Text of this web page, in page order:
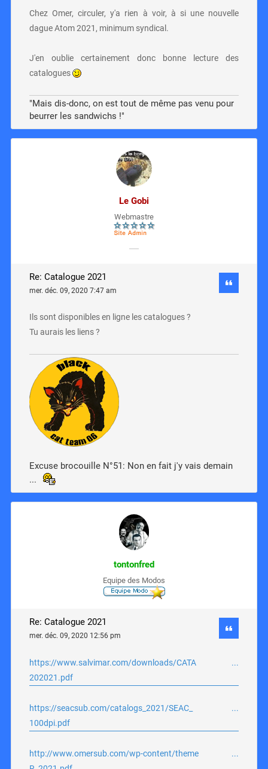
Chez Omer, circuler, y'a rien à voir, à si une nouvelle
dague Atom 2021, minimum syndical.
J'en oublie certainement donc bonne lecture des
catalogues
"Mais dis-donc, on est tout de même pas venu pour
beurrer les sandwichs !"
Le Gobi
Webmastre
Re: Catalogue 2021
mer. déc. 09, 2020 7:47 am
Ils sont disponibles en ligne les catalogues ?
Tu aurais les liens ?
Excuse brocouille N°51: Non en fait j'y vais demain
...
tontonfred
Equipe des Modos
Re: Catalogue 2021
mer. déc. 09, 2020 12:56 pm
https://www.salvimar.com/downloads/CATA ...
202021.pdf
https://seacsub.com/catalogs_2021/SEAC_ ...
100dpi.pdf
http://www.omersub.com/wp-content/theme ...